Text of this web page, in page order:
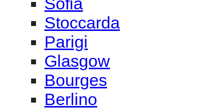
Stoccarda
Parigi
Glasgow
Bourges
Berlino